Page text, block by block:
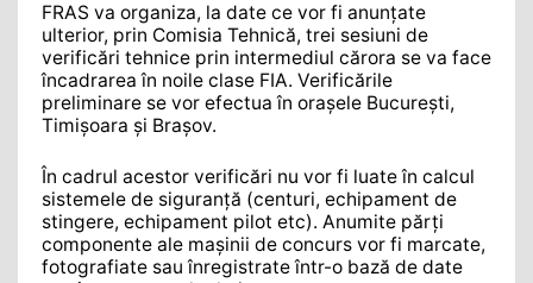
FRAS va organiza, la date ce vor fi anunțate
ulterior, prin Comisia Tehnică, trei sesiuni de
verificări tehnice prin intermediul cărora se va face
încadrarea în noile clase FIA. Verificările
preliminare se vor efectua în orașele București,
Timișoara și Brașov.
În cadrul acestor verificări nu vor fi luate în calcul
sistemele de siguranță (centuri, echipament de
stingere, echipament pilot etc). Anumite părți
componente ale mașinii de concurs vor fi marcate,
fotografiate sau înregistrate într-o bază de date